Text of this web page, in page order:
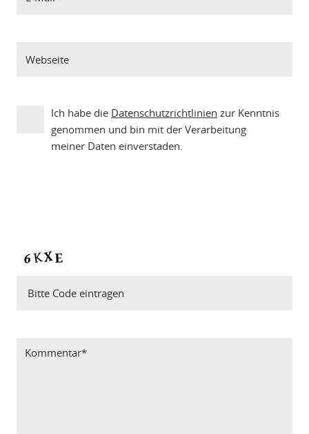
Ich habe die Datenschutzrichtlinien zur Kenntnis
genommen und bin mit der Verarbeitung
meiner Daten einverstaden.